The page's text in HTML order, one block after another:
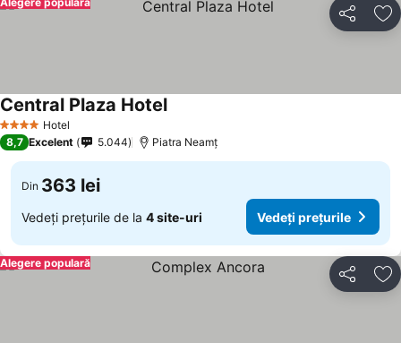
Distribuiți
4 Stele Hotel
Central Plaza Hotel
8,7 Excelent 5.044 Piatra Neamț
Din 363 lei
Vedeți prețurile de la 4 site-uri Vedeți prețurile
Distribuiți
Alegere populară